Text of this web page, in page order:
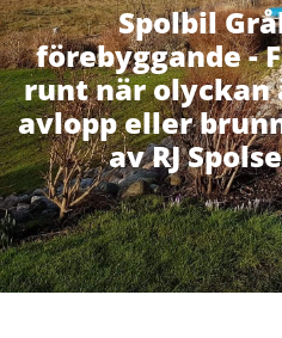
Spolbil
förebyggande -
runt när
avlopp eller
av RJ